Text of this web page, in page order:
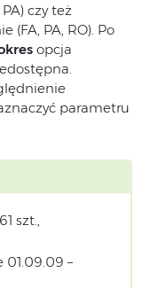
czy też
(FA, PA, RO). Po
opcja
parametru
szt.,
01.09.09 –